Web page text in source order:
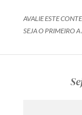
AVALIE ESTE
SEJA O PRIMEIRO A